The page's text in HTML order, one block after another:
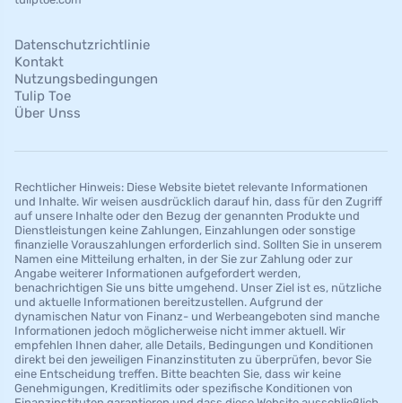
Datenschutzrichtlinie
Kontakt
Nutzungsbedingungen
Tulip Toe
Über Unss
Rechtlicher Hinweis: Diese Website bietet relevante Informationen
und Inhalte. Wir weisen ausdrücklich darauf hin, dass für den Zugriff
auf unsere Inhalte oder den Bezug der genannten Produkte und
Dienstleistungen keine Zahlungen, Einzahlungen oder sonstige
finanzielle Vorauszahlungen erforderlich sind. Sollten Sie in unserem
Namen eine Mitteilung erhalten, in der Sie zur Zahlung oder zur
Angabe weiterer Informationen aufgefordert werden,
benachrichtigen Sie uns bitte umgehend. Unser Ziel ist es, nützliche
und aktuelle Informationen bereitzustellen. Aufgrund der
dynamischen Natur von Finanz- und Werbeangeboten sind manche
Informationen jedoch möglicherweise nicht immer aktuell. Wir
empfehlen Ihnen daher, alle Details, Bedingungen und Konditionen
direkt bei den jeweiligen Finanzinstituten zu überprüfen, bevor Sie
eine Entscheidung treffen. Bitte beachten Sie, dass wir keine
Genehmigungen, Kreditlimits oder spezifische Konditionen von